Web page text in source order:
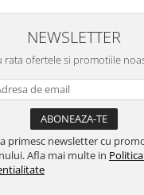
NEWSLETTER
rata ofertele si promotiile
primesc newsletter cu
Afla mai multe in